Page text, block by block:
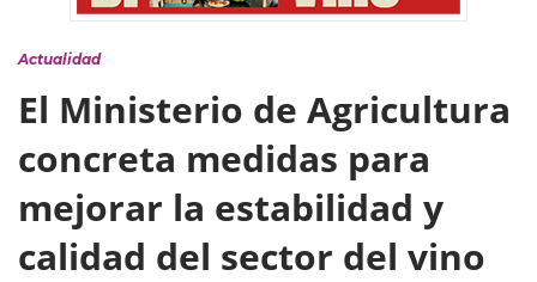
Actualidad
El Ministerio de Agricultura
concreta medidas para
mejorar la estabilidad y
calidad del sector del vino